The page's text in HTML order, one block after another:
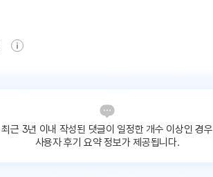
최근 3년 이내 작성된 댓글이 일정한 개수 이상인 경우
사용자 후기 요약 정보가 제공됩니다.